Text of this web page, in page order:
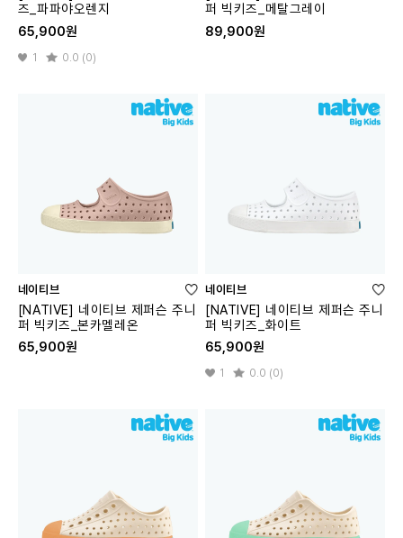
즈_파파야오렌지
65,900원
1 0.0 (0)
퍼 빅키즈_메탈그레이
89,900원
네이티브
[NATIVE] 네이티브 제퍼슨 주니
퍼 빅키즈_본카멜레온
65,900원
네이티브
[NATIVE] 네이티브 제퍼슨 주니
퍼 빅키즈_화이트
65,900원
1 0.0 (0)